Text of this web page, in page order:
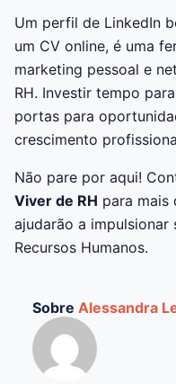
Um perfil de LinkedIn
um CV online, é uma
marketing pessoal e
RH. Investir tempo
portas para
crescimento
Não pare por aqui!
Viver de RH para mais
ajudarão a
Recursos Humanos.
Sobre Alessandra